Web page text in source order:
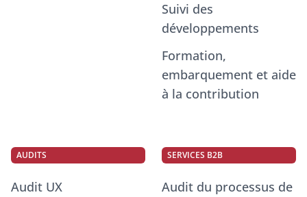
Suivi des
développements
Formation,
embarquement et aide
à la contribution
AUDITS
Audit UX
SERVICES B2B
Audit du processus de